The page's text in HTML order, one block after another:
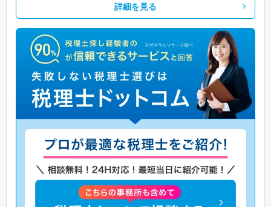
詳細を見る